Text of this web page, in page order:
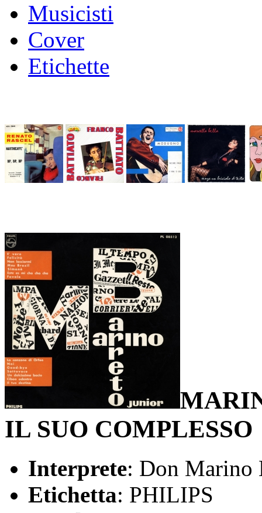
Musicisti
Cover
Etichette
IL SUO COMPLESSO
Interprete: Don Marino
Etichetta: PHILIPS